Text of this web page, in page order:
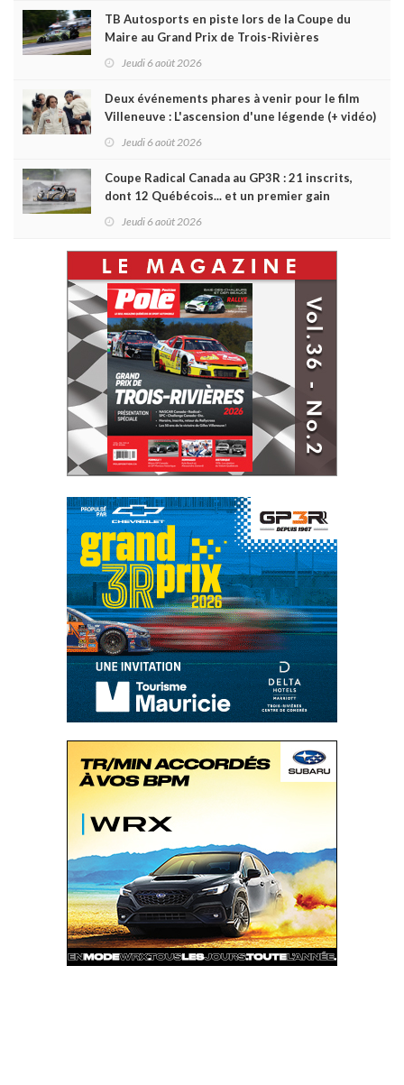
TB Autosports en piste lors de la Coupe du
Maire au Grand Prix de Trois-Rivières
Jeudi 6 août 2026
Deux événements phares à venir pour le film
Villeneuve : L'ascension d'une légende (+ vidéo)
Jeudi 6 août 2026
Coupe Radical Canada au GP3R : 21 inscrits,
dont 12 Québécois... et un premier gain
Jeudi 6 août 2026